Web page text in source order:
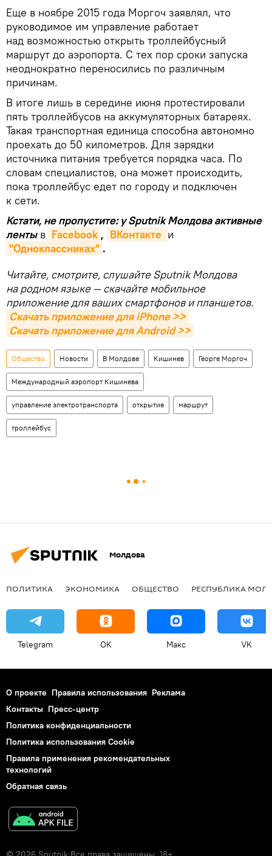
Еще в ноябре 2015 года Моргоч заявлял, что
руководимое им управление работает
над возможностью открыть троллейбусный
маршрут до аэропорта. С тех пор сроки запуска
неоднократно переносились по различным
причинам.
В итоге лишь в середине июня протестировали
пять троллейбусов на аккумуляторных батареях.
Такая транспортная единица способна автономно
проехать до 50 километров. Для зарядки
источника питания требуется порядка часа. По
словам специалистов, она может происходить,
пока троллейбус едет по городу и подключен
к сети.
Кстати, не пропустите: у Sputnik Молдова активные
ленты в Facebook , ВКонтакте и
"Одноклассниках" .
Читайте, смотрите, слушайте Sputnik Молдова
на родном языке — скачайте мобильное
приложение для ваших смартфонов и планшетов.
Скачать приложение для iPhone >>
Скачать приложение для Android >>
Общество Новости В Молдове Кишинев Георге Моргоч
Международный аэропорт Кишинева
управление электротранспорта открытие маршрут
троллейбус
Молдова
ПОЛИТИКА ЭКОНОМИКА ОБЩЕСТВО РЕСПУБЛИКА
Telegram OK Макс VK
О проекте Правила использования Реклама
Контакты Пресс-центр
Политика конфиденциальности
Политика использования Cookie
Правила применения рекомендательных
технологий
Обратная связь